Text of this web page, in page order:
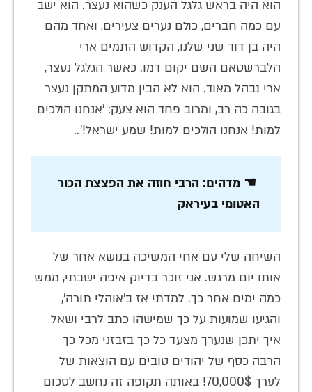
הוא היה בראש גלגל הענק כשהוא נעצר. הוא ישב
עם כמה חברים, כולם נערים צעירים, ואחד מהם
היה בן דוד שני שלנו, הקדוש התמים ארי
הלברשטאם השם יקום דמו. כאשר הגלגל נעצר,
ארי נבהל מאוד. הוא לא הבין מדוע המתקן נעצר
בגובה כה רב, ומרוב פחד הוא צעק: 'אנחנו הולכים
למות! אנחנו הולכים למות! שמע ישראל!'..
☚ מדהים: הרבי חוזה את הפצצת הכור
האטומי בעיראק
השיחה שלי עם אחי המשיכה בנושא אחר של
אותו יום מרגש. אני זוכר בדיוק איפה ישבתי, ממש
כמה ימים אחר כך. למדתי אז ב'אוהלי תורה',
והגיעו שמועות על כך שמישהו כתב לרבי ושאל
איך יתכן שנערך מצעד כל כך בזבזני מכל כך
הרבה כסף של יהודים טובים עם הוצאות של
לערך 70,000$! באותה תקופה זה נחשב לסכום